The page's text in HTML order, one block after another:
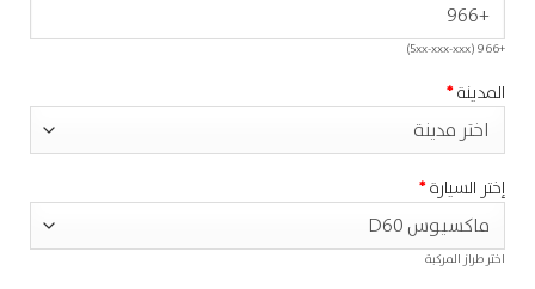
+966 (5xx-xxx-xxx)
المدينة*
إختر السيارة*
اختر طراز المركبة